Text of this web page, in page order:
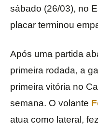
sábado (26/03), no
placar terminou
Após uma partida
primeira rodada, a
primeira vitória no
semana. O volante
atua como lateral,